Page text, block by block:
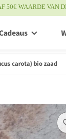
50€ WAARDE VAN
carota) bio zaad